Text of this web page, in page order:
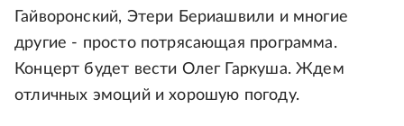
Гайворонский, Этери Бериашвили и многие
другие - просто потрясающая программа.
Концерт будет вести Олег Гаркуша. Ждем
отличных эмоций и хорошую погоду.